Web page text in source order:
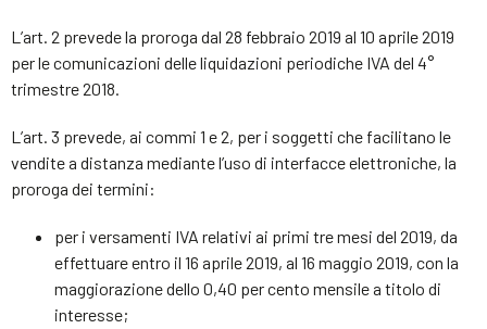
L’art. 2 prevede la proroga dal 28 febbraio 2019 al 10 aprile 2019
per le comunicazioni delle liquidazioni periodiche IVA del 4°
trimestre 2018.
L’art. 3 prevede, ai commi 1 e 2, per i soggetti che facilitano le
vendite a distanza mediante l’uso di interfacce elettroniche, la
proroga dei termini:
per i versamenti IVA relativi ai primi tre mesi del 2019, da
effettuare entro il 16 aprile 2019, al 16 maggio 2019, con la
maggiorazione dello 0,40 per cento mensile a titolo di
interesse;